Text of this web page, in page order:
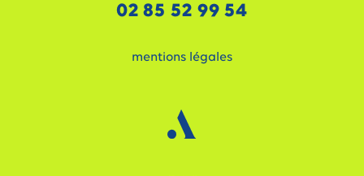
02 85 52 99 54
mentions légales